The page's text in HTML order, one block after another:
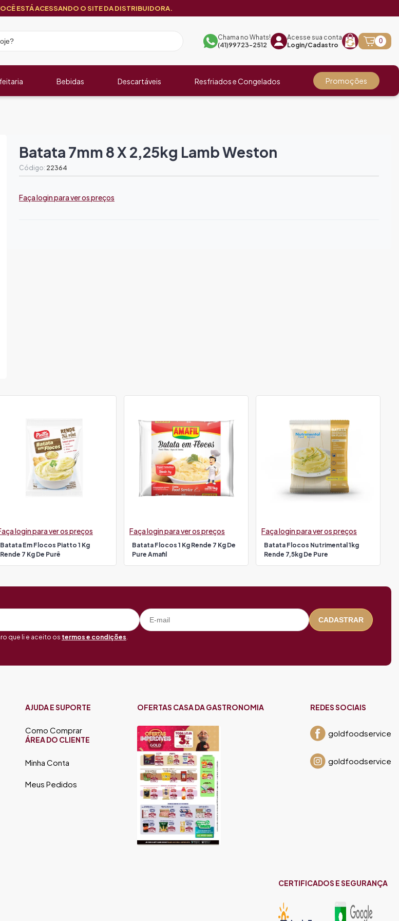
ESTÁ ACESSANDO O SITE DA DISTRIBUIDORA.
Chama no Whats!
(41)99723-2512
Acesse sua conta
Login/Cadastro
0
Bebidas Descartáveis Resfriados e Congelados Promoções
Batata 7mm 8 X 2,25kg Lamb Weston
Código: 22364
Faça login para ver os preços
Batata Em Flocos Piatto 1 Kg
Rende 7 Kg De Purê
login para ver os preços
Batata Flocos 1 Kg Rende 7 Kg De
Pure Amafil
Faça login para ver os preços
Batata Flocos Nutrimental 1kg
Rende 7,5kg De Pure
Faça login para ver os preços
CADASTRAR
que li e aceito os termos e condições.
AJUDA E SUPORTE
Como Comprar
ÁREA DO CLIENTE
Minha Conta
Meus Pedidos
OFERTAS CASA DA GASTRONOMIA REDES SOCIAIS
goldfoodservice
goldfoodservice
CERTIFICADOS E SEGURANÇA